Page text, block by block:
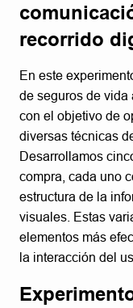
recorrido
En este
de seguros de vida
con el objetivo de
diversas técnicas
Desarrollamos
compra, cada uno
estructura de la
visuales. Estas
elementos más
la interacción del